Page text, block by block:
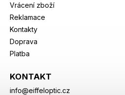
Vrácení zboží
Reklamace
Kontakty
Doprava
Platba
KONTAKT
info@eiffeloptic.cz